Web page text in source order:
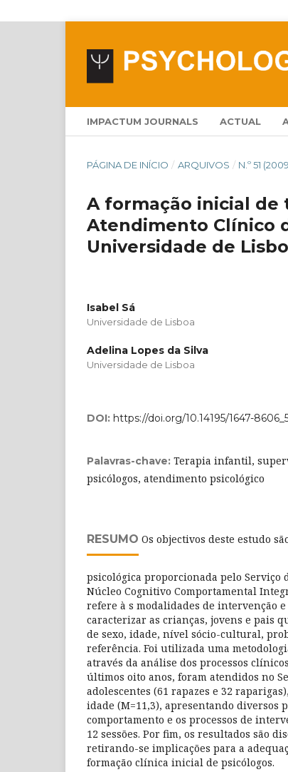
IMPACTUM JOURNALS ACTUAL
PÁGINA DE INÍCIO / ARQUIVOS / N.º 51
A formação inicial de
Atendimento Clínico
Universidade de
Isabel Sá
Universidade de Lisboa
Adelina Lopes da Silva
Universidade de Lisboa
DOI: https://doi.org/10.14195/1647-
Palavras-chave: Terapia infantil,
psicólogos, atendimento psicológico
RESUMO Os objectivos deste estudo
psicológica proporcionada pelo Serviço
Núcleo Cognitivo Comportamental
refere à s modalidades de intervenção
caracterizar as crianças, jovens e pais
de sexo, idade, nível sócio-cultural,
referência. Foi utilizada uma
através da análise dos processos
últimos oito anos, foram atendidos no
adolescentes (61 rapazes e 32
idade (M=11,3), apresentando diversos
comportamento e os processos de
12 sessões. Por fim, os resultados são
retirando-se implicações para a
formação clínica inicial de psicólogos.